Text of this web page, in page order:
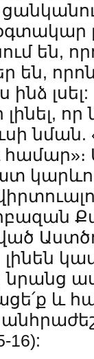
են,
են,
ինձ
որ
նման.
համար»։
լինեն
և
16):